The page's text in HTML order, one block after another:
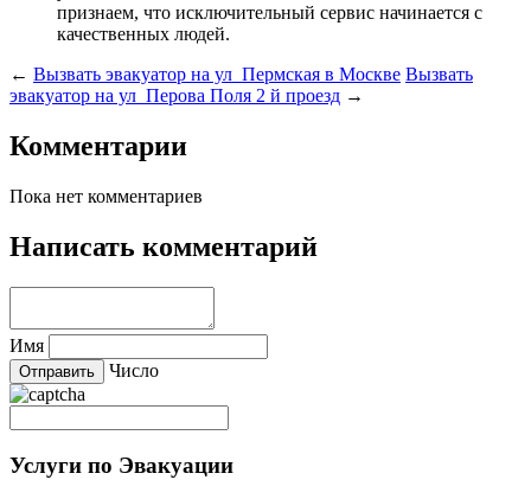
признаем, что исключительный сервис начинается с
качественных людей.
← Вызвать эвакуатор на ул Пермская в Москве Вызвать
эвакуатор на ул Перова Поля 2 й проезд →
Комментарии
Пока нет комментариев
Написать комментарий
Имя
Число
Услуги по Эвакуации